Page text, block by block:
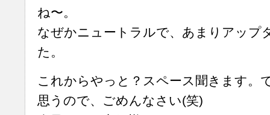
ね〜。
なぜかニュートラルで、あまりアップ
た。
これからやっと？スペース聞きます。
思うので、ごめんなさい(笑)